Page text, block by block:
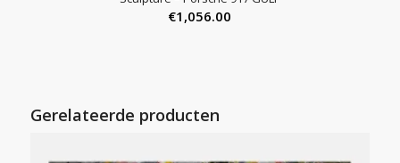
€1,056.00
Gerelateerde producten